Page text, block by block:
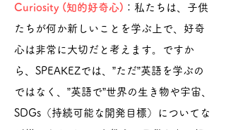
Curiosity (知的好奇心) ：私たちは、子供
たちが何か新しいことを学ぶ上で、好奇
心は非常に大切だと考えます。ですか
ら、SPEAKEZでは、”ただ”英語を学ぶの
ではなく、”英語で”世界の生き物や宇宙、
SDGs（持続可能な開発目標）についてな